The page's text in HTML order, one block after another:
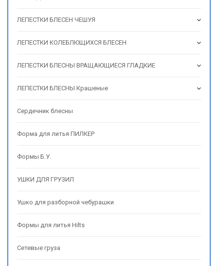
ЛЕПЕСТКИ БЛЕСЕН ЧЕШУЯ
ЛЕПЕСТКИ КОЛЕБЛЮЩИХСЯ БЛЕСЕН
ЛЕПЕСТКИ БЛЕСНЫ ВРАЩАЮЩИЕСЯ ГЛАДКИЕ
ЛЕПЕСТКИ БЛЕСНЫ Крашеные
Сердечник блесны
Форма для литья ПИЛКЕР
Формы Б.У.
УШКИ ДЛЯ ГРУЗИЛ
Ушко для разборной чебурашки
Формы для литья Hilts
Сетевые груза